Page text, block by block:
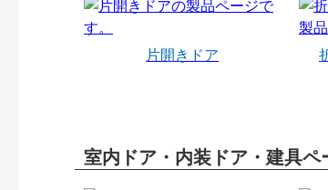
片開きドア
室内ドア・内装ドア・建具